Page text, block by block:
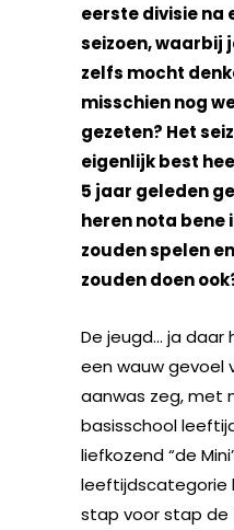
eerste divisie na
seizoen, waarbij
zelfs mocht
misschien nog
gezeten? Het
eigenlijk best
5 jaar geleden
heren nota bene
zouden spelen
zouden doen
De jeugd… ja daar
een wauw gevoel
aanwas zeg, met
basisschool
liefkozend “de
leeftijdscategorie
stap voor stap de